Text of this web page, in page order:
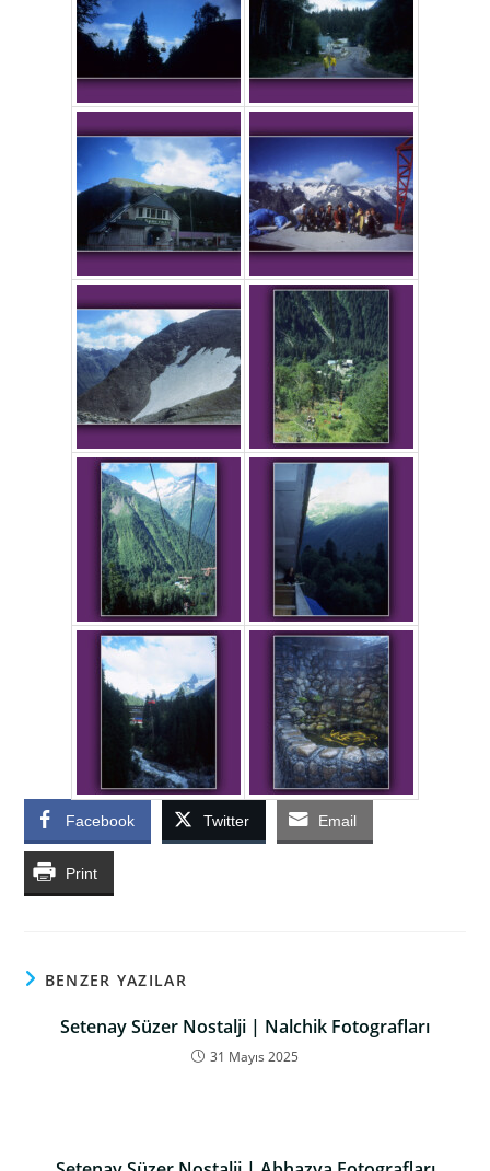
Facebook Twitter Email
Print
BENZER YAZILAR
Setenay Süzer Nostalji | Nalchik Fotografları
31 Mayıs 2025